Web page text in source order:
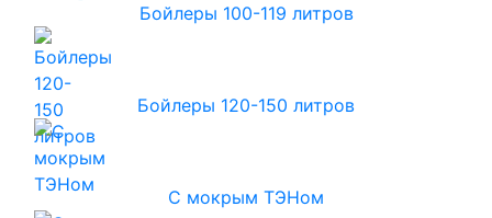
Бойлеры 100-119 литров
Бойлеры 120-150 литров
С мокрым ТЭНом